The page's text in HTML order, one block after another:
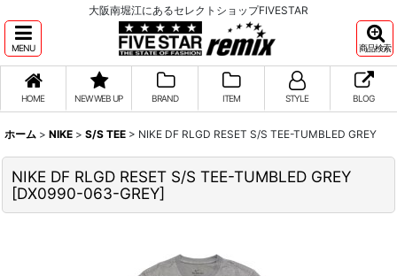
大阪南堀江にあるセレクトショップFIVESTAR
MENU 商品検索
HOME NEW WEB UP BRAND ITEM STYLE BLOG
ホーム > NIKE > S/S TEE > NIKE DF RLGD RESET S/S TEE-TUMBLED GREY
NIKE DF RLGD RESET S/S TEE-TUMBLED GREY
[DX0990-063-GREY]